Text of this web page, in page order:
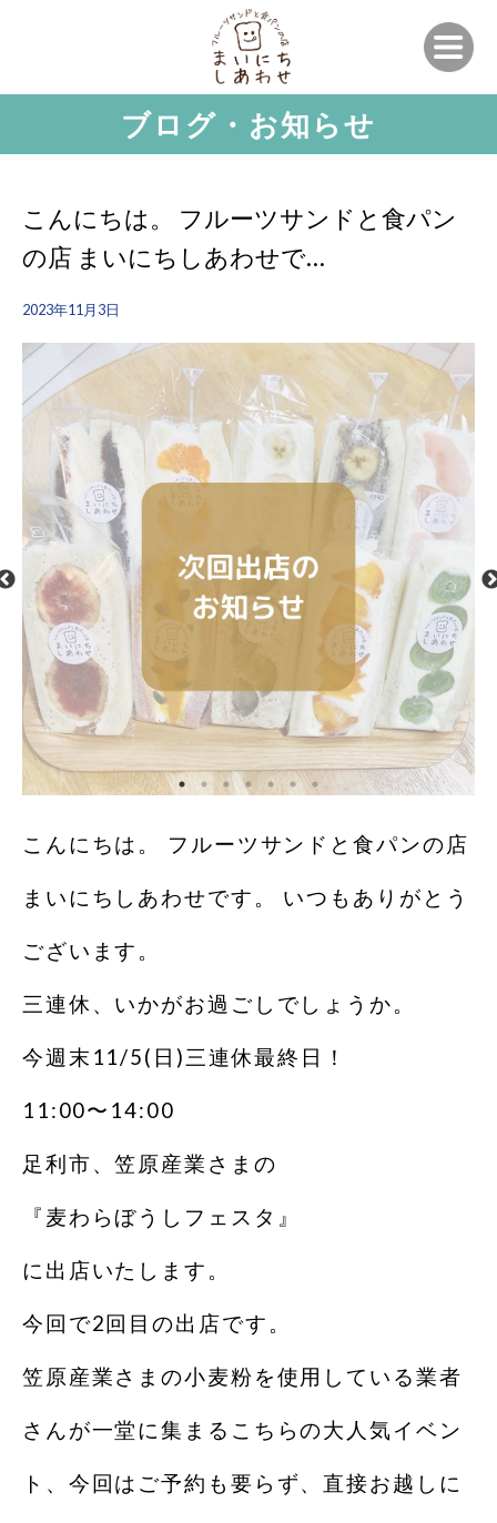
ブログ・お知らせ
こんにちは。 フルーツサンドと食パン
の店 まいにちしあわせで…
2023年11月3日
こんにちは。 フルーツサンドと食パンの店
まいにちしあわせです。 いつもありがとう
ございます。
三連休、いかがお過ごしでしょうか。
今週末11/5(日)三連休最終日！
11:00〜14:00
足利市、笠原産業さまの
『麦わらぼうしフェスタ』
に出店いたします。
今回で2回目の出店です。
笠原産業さまの小麦粉を使用している業者
さんが一堂に集まるこちらの大人気イベン
ト、今回はご予約も要らず、直接お越しに